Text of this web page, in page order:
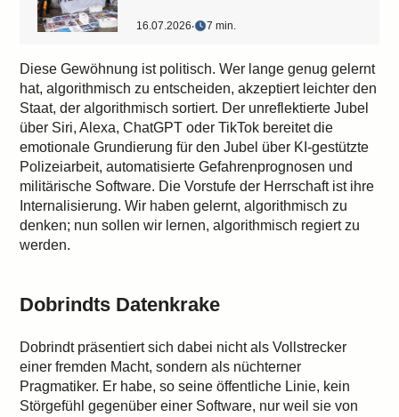
16.07.2026‧ 7 min.
Diese Gewöhnung ist politisch. Wer lange genug gelernt
hat, algorithmisch zu entscheiden, akzeptiert leichter den
Staat, der algorithmisch sortiert. Der unreflektierte Jubel
über Siri, Alexa, ChatGPT oder TikTok bereitet die
emotionale Grundierung für den Jubel über KI-gestützte
Polizeiarbeit, automatisierte Gefahrenprognosen und
militärische Software. Die Vorstufe der Herrschaft ist ihre
Internalisierung. Wir haben gelernt, algorithmisch zu
denken; nun sollen wir lernen, algorithmisch regiert zu
werden.
Dobrindts Datenkrake
Dobrindt präsentiert sich dabei nicht als Vollstrecker
einer fremden Macht, sondern als nüchterner
Pragmatiker. Er habe, so seine öffentliche Linie, kein
Störgefühl gegenüber einer Software, nur weil sie von